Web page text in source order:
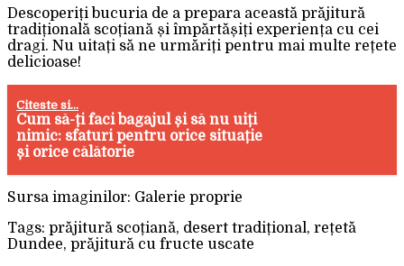
Descoperiți bucuria de a prepara această prăjitură
tradițională scoțiană și împărtășiți experiența cu cei
dragi. Nu uitați să ne urmăriți pentru mai multe rețete
delicioase!
Citeste si...
Cum să-ți faci bagajul și să nu uiți
nimic: sfaturi pentru orice situație
și orice călătorie
Sursa imaginilor: Galerie proprie
Tags: prăjitură scoțiană, desert tradițional, rețetă
Dundee, prăjitură cu fructe uscate